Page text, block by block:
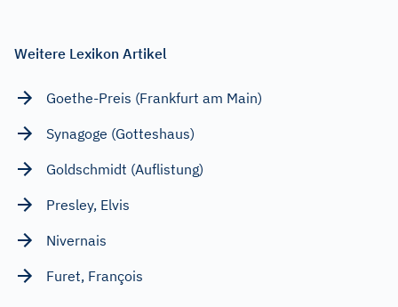
Weitere Lexikon Artikel
Goethe-Preis (Frankfurt am Main)
Synagoge (Gotteshaus)
Goldschmidt (Auflistung)
Presley, Elvis
Nivernais
Furet, François